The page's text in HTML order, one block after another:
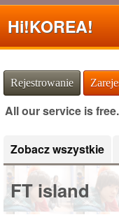
Hi!KOREA!
Rejestrowanie
All our service is free.
Zobacz wszystkie
FT island